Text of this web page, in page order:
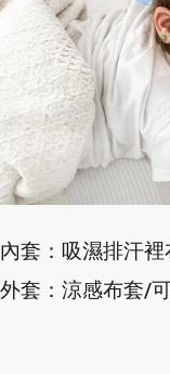
內套：吸濕排汗裡
外套：涼感布套/